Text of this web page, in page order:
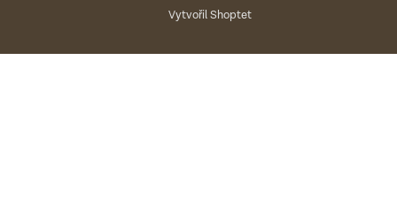
Vytvořil Shoptet